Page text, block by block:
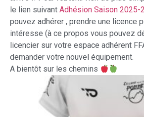
le lien suivant Adhésion Saison 2025-
pouvez adhérer , prendre une licence
intéresse (à ce propos vous pouvez
licencier sur votre espace adhérent
demander votre nouvel équipement.
A bientôt sur les chemins